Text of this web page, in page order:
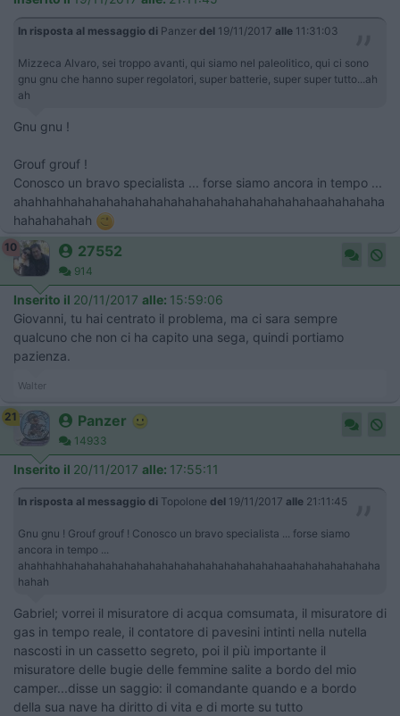
In risposta al messaggio di Panzer del 19/11/2017 alle 11:31:03
Mizzeca Alvaro, sei troppo avanti, qui siamo nel paleolitico, qui ci sono
gnu gnu che hanno super regolatori, super batterie, super super tutto...ah
ah
Gnu gnu !
Grouf grouf !
Conosco un bravo specialista ... forse siamo ancora in tempo ...
ahahhahhahahahahahahahahahahahahahahahahahaahahahaha
hahahahahah
10 27552
914
Inserito il 20/11/2017 alle: 15:59:06
Giovanni, tu hai centrato il problema, ma ci sara sempre
qualcuno che non ci ha capito una sega, quindi portiamo
pazienza.
Walter
21 Panzer
14933
Inserito il 20/11/2017 alle: 17:55:11
In risposta al messaggio di Topolone del 19/11/2017 alle 21:11:45
Gnu gnu ! Grouf grouf ! Conosco un bravo specialista ... forse siamo
ancora in tempo ...
ahahhahhahahahahahahahahahahahahahahahahahaahahahahahahaha
hahah
Gabriel; vorrei il misuratore di acqua comsumata, il misuratore di
gas in tempo reale, il contatore di pavesini intinti nella nutella
nascosti in un cassetto segreto, poi il più importante il
misuratore delle bugie delle femmine salite a bordo del mio
camper...disse un saggio: il comandante quando e a bordo
della sua nave ha diritto di vita e di morte su tutto